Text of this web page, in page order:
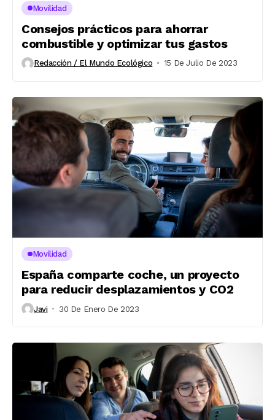
Movilidad
Consejos prácticos para ahorrar
combustible y optimizar tus gastos
Redacción / El Mundo Ecológico 15 De Julio De 2023
Movilidad
España comparte coche, un proyecto
para reducir desplazamientos y CO2
Javi 30 De Enero De 2023